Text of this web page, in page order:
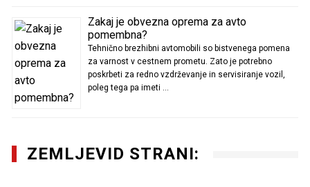
Zakaj je obvezna oprema za avto
pomembna?
Tehnično brezhibni avtomobili so bistvenega pomena
za varnost v cestnem prometu. Zato je potrebno
poskrbeti za redno vzdrževanje in servisiranje vozil,
poleg tega pa imeti …
ZEMLJEVID STRANI: